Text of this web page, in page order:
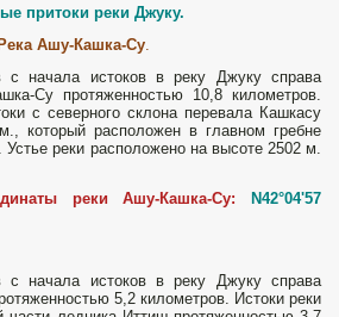
притоки реки Джуку.
Ашу-Кашка-Су.
с начала истоков в реку Джуку справа
Су протяженностью 10,8 километров.
с северного склона перевала Кашкасу
который расположен в главном гребне
реки расположено на высоте 2502 м.
рекиАшу-Кашка-Су:
N42°04'57
с начала истоков в реку Джуку справа
5,2 километров. Истоки реки